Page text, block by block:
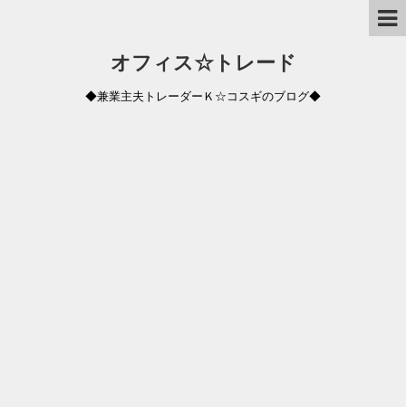
オフィス☆トレード
◆兼業主夫トレーダーＫ☆コスギのブログ◆